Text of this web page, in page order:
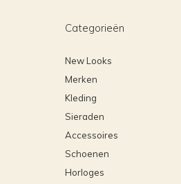
Categorieën
New Looks
Merken
Kleding
Sieraden
Accessoires
Schoenen
Horloges